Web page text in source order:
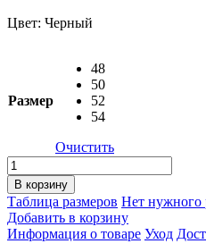
Цвет: Черный
Размер
48
50
52
54
Очистить
Количество
товара
Футболка
IBA
BOXING
BLACK
В корзину
Таблица размеров Нет нужного
Добавить в корзину
Информация о товаре Уход